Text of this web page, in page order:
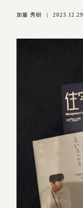
加藤 秀樹 | 2023.12.29